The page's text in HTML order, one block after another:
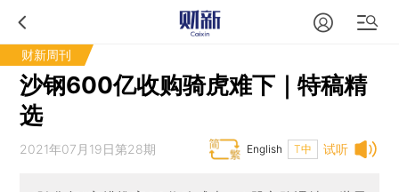
财新周刊
沙钢600亿收购骑虎难下｜特稿精
选
试听
2021年07月19日第28期 T中
English